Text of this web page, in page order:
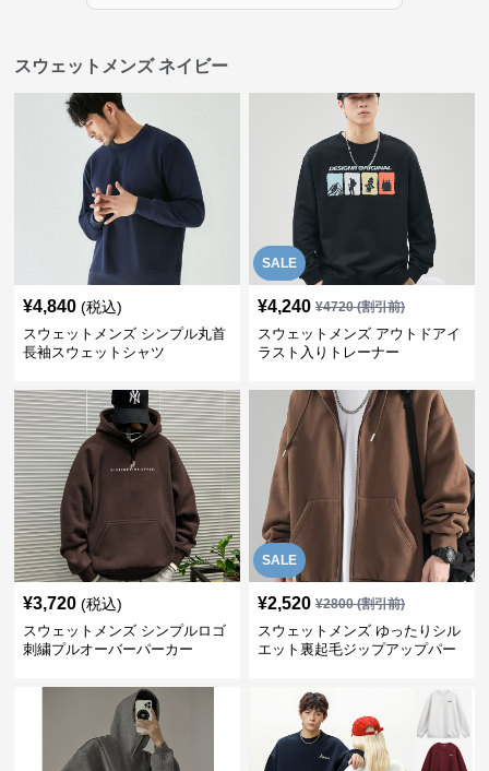
スウェットメンズ ネイビー
¥4,840 (税込)
スウェットメンズ シンプル丸首
長袖スウェットシャツ
SALE
¥4,240 ¥4720(割引前)
スウェットメンズ アウトドアイ
ラスト入りトレーナー
¥3,720 (税込)
スウェットメンズ シンプルロゴ
刺繍プルオーバーパーカー
SALE
¥2,520 ¥2800(割引前)
スウェットメンズ ゆったりシル
エット裏起毛ジップアップパー